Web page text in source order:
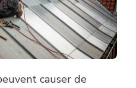
causer de